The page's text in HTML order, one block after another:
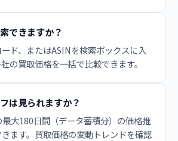
できますか？
ド、またはASINを検索ボックスに入
の買取価格を一括で比較できます。
は見られますか？
大180日間（データ蓄積分）の価格推
ます。買取価格の変動トレンドを確認